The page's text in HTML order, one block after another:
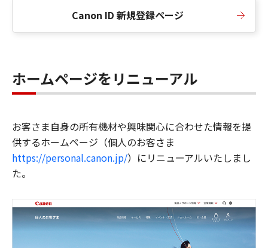
Canon ID 新規登録ページ
ホームページをリニューアル
お客さま自身の所有機材や興味関心に合わせた情報を提
供するホームページ（個人のお客さま
https://personal.canon.jp/）にリニューアルいたしまし
た。